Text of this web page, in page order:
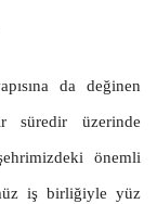
da değinen
süredir üzerinde
önemli
iş birliğiyle yüz